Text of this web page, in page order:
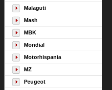
Malaguti
Mash
MBK
Mondial
Motorhispania
MZ
Peugeot